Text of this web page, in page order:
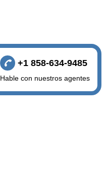
+1 858-634-9485
Hable con nuestros agentes